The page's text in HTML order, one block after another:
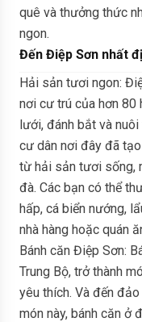
quê và thưởng thức
ngon.
Đến Điệp Sơn nhất
Hải sản tươi ngon:
nơi cư trú của hơn 80
lưới, đánh bắt và
cư dân nơi đây đã
từ hải sản tươi sống,
đà. Các bạn có thể
hấp, cá biển nướng,
nhà hàng hoặc quán
Bánh căn Điệp Sơn:
Trung Bộ, trở thành
yêu thích. Và đến
món này, bánh căn ở